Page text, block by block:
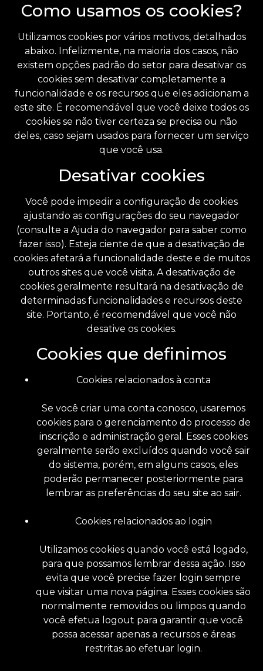
Como usamos os cookies?
Utilizamos cookies por vários motivos, detalhados
abaixo. Infelizmente, na maioria dos casos, não
existem opções padrão do setor para desativar os
cookies sem desativar completamente a
funcionalidade e os recursos que eles adicionam a
este site. É recomendável que você deixe todos os
cookies se não tiver certeza se precisa ou não
deles, caso sejam usados ​​para fornecer um serviço
que você usa.
Desativar cookies
Você pode impedir a configuração de cookies
ajustando as configurações do seu navegador
(consulte a Ajuda do navegador para saber como
fazer isso). Esteja ciente de que a desativação de
cookies afetará a funcionalidade deste e de muitos
outros sites que você visita. A desativação de
cookies geralmente resultará na desativação de
determinadas funcionalidades e recursos deste
site. Portanto, é recomendável que você não
desative os cookies.
Cookies que definimos
Cookies relacionados à conta
Se você criar uma conta conosco, usaremos
cookies para o gerenciamento do processo de
inscrição e administração geral. Esses cookies
geralmente serão excluídos quando você sair
do sistema, porém, em alguns casos, eles
poderão permanecer posteriormente para
lembrar as preferências do seu site ao sair.
Cookies relacionados ao login
Utilizamos cookies quando você está logado,
para que possamos lembrar dessa ação. Isso
evita que você precise fazer login sempre
que visitar uma nova página. Esses cookies são
normalmente removidos ou limpos quando
você efetua logout para garantir que você
possa acessar apenas a recursos e áreas
restritas ao efetuar login.